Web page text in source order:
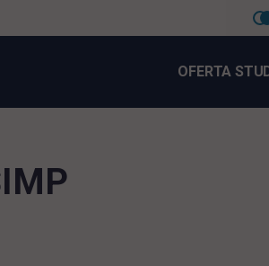
nawigacje
OFERTA